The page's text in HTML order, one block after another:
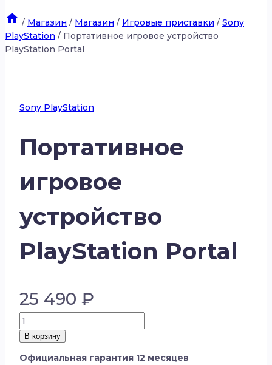
/ Магазин / Магазин / Игровые приставки / Sony
PlayStation / Портативное игровое устройство
PlayStation Portal
Sony PlayStation
Портативное
игровое
устройство
PlayStation Portal
25 490 ₽
Количество
товара
Портативное
игровое
В корзину
Официальная гарантия 12 месяцев